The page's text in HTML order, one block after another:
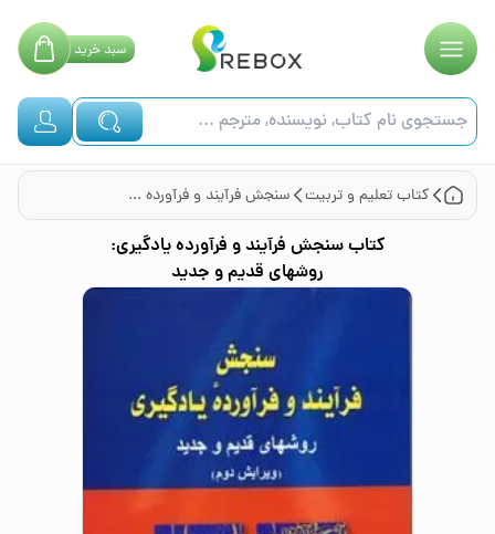
سبدخرید
کتابتعلیم و تربیت سنجش فرآیند و فرآورده یادگیری: روشهای قدیم و جدید
کتابسنجش فرآیند و فرآورده یادگیری:
روشهای قدیم و جدید